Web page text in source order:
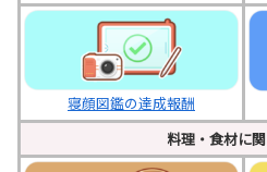
寝顔図鑑の達成報酬
料理・食材に